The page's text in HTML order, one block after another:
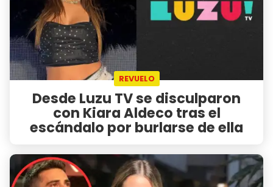
REVUELO
Desde Luzu TV se disculparon
con Kiara Aldeco tras el
escándalo por burlarse de ella